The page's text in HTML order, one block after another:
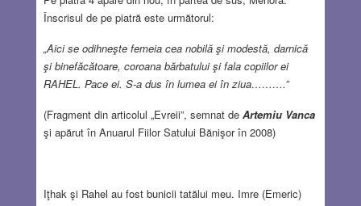
Înscrisul de pe piatră este următorul:
„Aici se odihneşte femeia cea nobilă şi modestă, darnică
şi binefăcătoare, coroana bărbatului şi fala copiilor ei
RAHEL. Pace ei. S-a dus în lumea ei în ziua……….”
(Fragment din articolul „Evreii”, semnat de Artemiu Vanca
şi apărut în Anuarul Fiilor Satului Bănişor în 2008)
Iţhak şi Rahel au fost bunicii tatălui meu. Imre (Emeric)